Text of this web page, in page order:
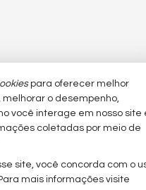
NORTE IMÓVEIS
Rua 1021, 46, sala 01
para oferecer melhor
melhorar o desempenho,
você interage em nosso site
coletadas por meio de
site, você concorda com o
mais informações visite